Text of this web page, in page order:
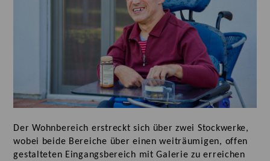
Der Wohnbereich erstreckt sich über zwei Stockwerke,
wobei beide Bereiche über einen weiträumigen, offen
gestalteten Eingangsbereich mit Galerie zu erreichen